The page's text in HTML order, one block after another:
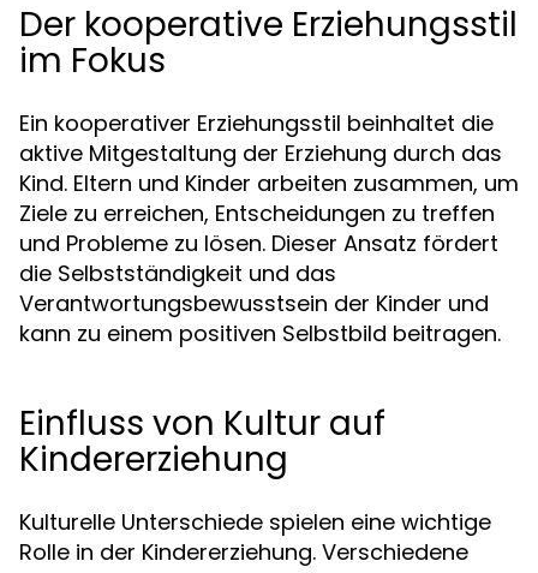
Der kooperative Erziehungsstil
im Fokus
Ein kooperativer Erziehungsstil beinhaltet die
aktive Mitgestaltung der Erziehung durch das
Kind. Eltern und Kinder arbeiten zusammen, um
Ziele zu erreichen, Entscheidungen zu treffen
und Probleme zu lösen. Dieser Ansatz fördert
die Selbstständigkeit und das
Verantwortungsbewusstsein der Kinder und
kann zu einem positiven Selbstbild beitragen.
Einfluss von Kultur auf
Kindererziehung
Kulturelle Unterschiede spielen eine wichtige
Rolle in der Kindererziehung. Verschiedene